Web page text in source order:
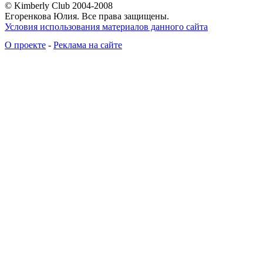
© Kimberly Club 2004-2008
Егоренкова Юлия. Все права защищены.
Условия использования материалов данного сайта
О проекте - Реклама на сайте